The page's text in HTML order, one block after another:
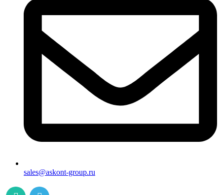
sales@askont-group.ru